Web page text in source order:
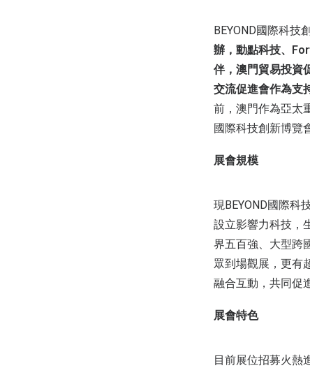
BEYOND國際科技
辦，動點科技、
伴，澳門貿易投資
交流促進會作為支
前，澳門作為亞太
國際科技創新博覽
展會規模
現BEYOND國際科
設立影響力科技，
界五百強、大型跨
眾到場觀展，更有
融合互動，共同促
展會特色
目前展位招募火熱